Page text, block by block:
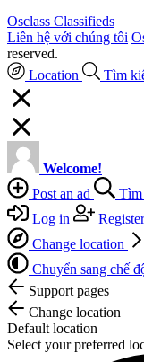
Osclass Classifieds
Liên hệ với chúng tôi
reserved.
Location
Tìm
Welcome!
Post an ad
Log in
Change location
Chuyển sang chế
Support pages
Change location
Default location
Select your preferred